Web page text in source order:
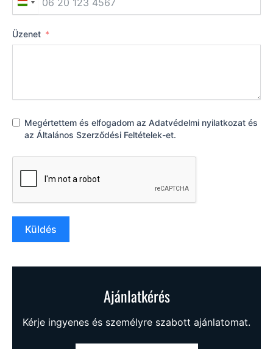
Hungary
Üzenet
Megértettem és elfogadom az Adatvédelmi nyilatkozat és
az Általános Szerződési Feltételek-et.
Küldés
Ajánlatkérés
Kérje ingyenes és személyre szabott ajánlatomat.